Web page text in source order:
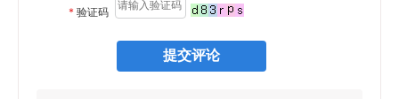
* 验证码